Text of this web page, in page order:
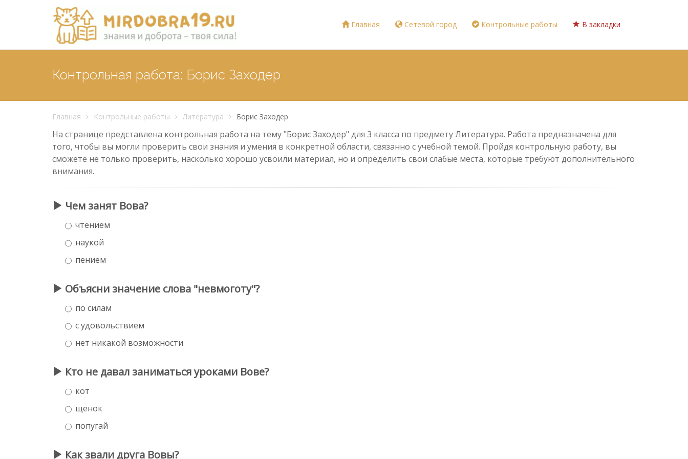
Главная Сетевой город Контрольные работы В закладки
Контрольная работа: Борис Заходер
Главная Контрольные работы Литература Борис Заходер
На странице представлена контрольная работа на тему "Борис Заходер" для 3 класса по предмету Литература. Работа предназначена для
того, чтобы вы могли проверить свои знания и умения в конкретной области, связанно с учебной темой. Пройдя контрольную работу, вы
сможете не только проверить, насколько хорошо усвоили материал, но и определить свои слабые места, которые требуют дополнительного
внимания.
Чем занят Вова?
чтением
наукой
пением
Объясни значение слова "невмоготу"?
по силам
с удовольствием
нет никакой возможности
Кто не давал заниматься уроками Вове?
кот
щенок
попугай
Как звали друга Вовы?